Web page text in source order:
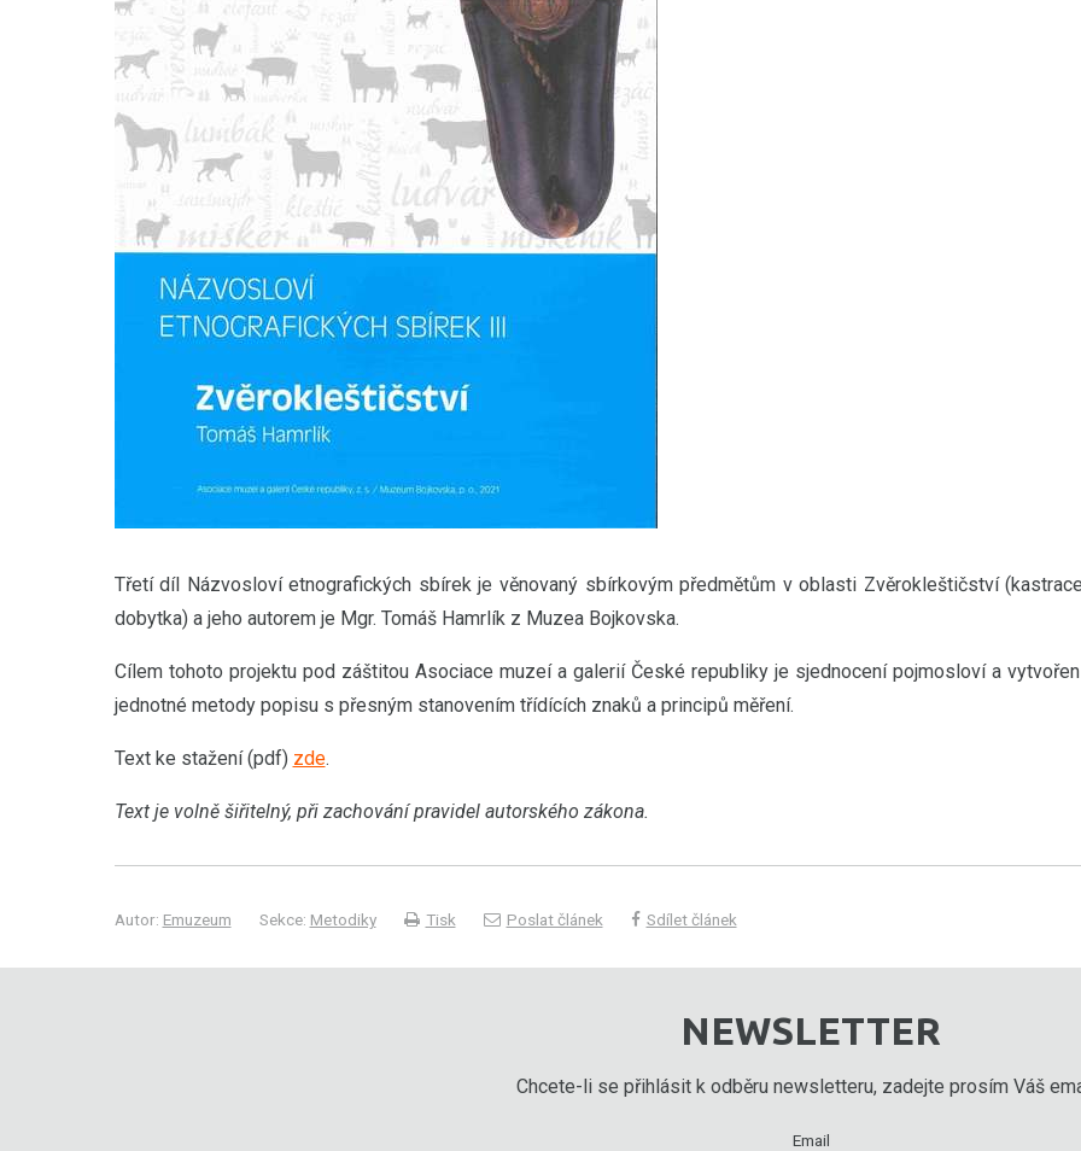
Třetí díl Názvosloví etnografických sbírek je věnovaný sbírkovým předmětům v oblasti Zvěrokleštičství
dobytka) a jeho autorem je Mgr. Tomáš Hamrlík z Muzea Bojkovska.
Cílem tohoto projektu pod záštitou Asociace muzeí a galerií České republiky je sjednocení pojmosloví a
jednotné metody popisu s přesným stanovením třídících znaků a principů měření.
Text ke stažení (pdf) zde.
Text je volně šiřitelný, při zachování pravidel autorského zákona.
Autor: Emuzeum Sekce: Metodiky Tisk Poslat článek Sdílet článek
NEWSLETTER
Chcete-li se přihlásit k odběru newsletteru, zadejte prosím Váš
Email